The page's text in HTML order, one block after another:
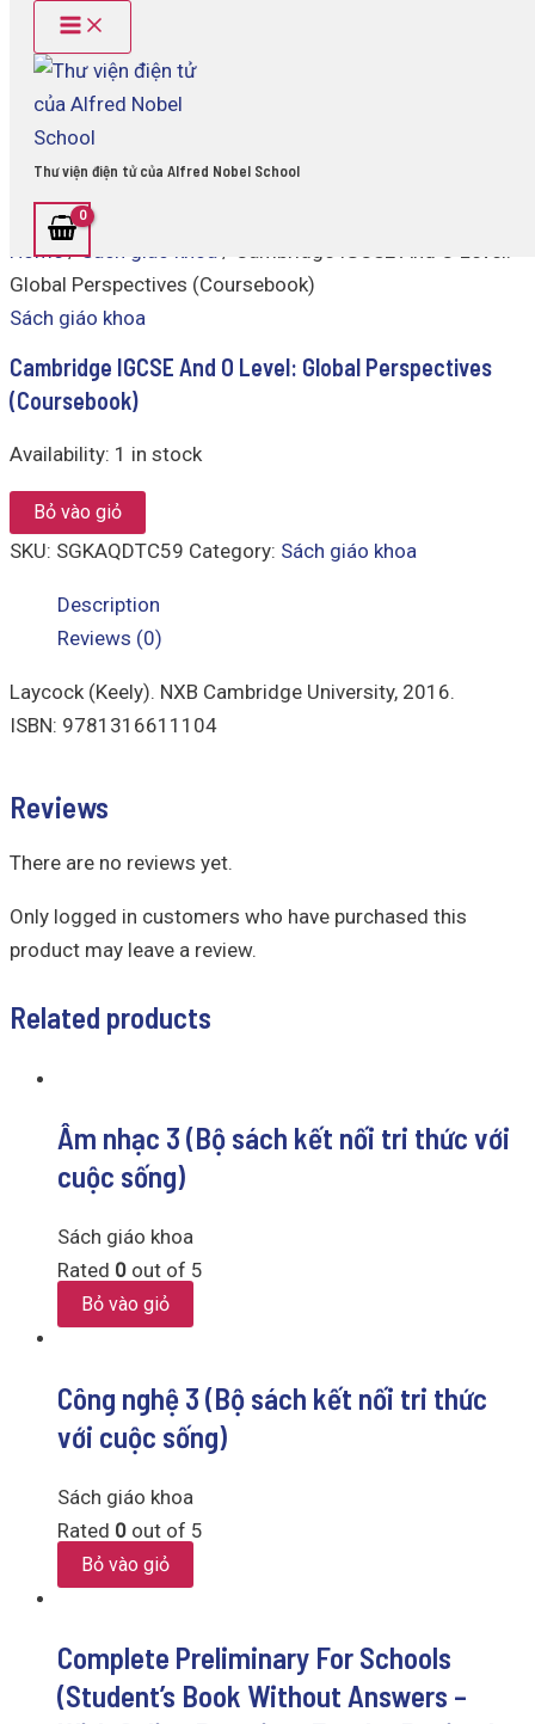
content
Main
Menu
Thư viện điện tử của Alfred Nobel School
Home/Sách giáo khoa / Cambridge IGCSE And O Level:
Global Perspectives (Coursebook)
Sách giáo khoa
Cambridge IGCSE And O Level: Global Perspectives
(Coursebook)
Availability: 1 in stock
And
Level:
Global
(Coursebook)
quantity
Bỏ vào giỏ
SKU: SGKAQDTC59 Category: Sách giáo khoa
Description
Reviews (0)
Laycock (Keely). NXB Cambridge University, 2016.
ISBN: 9781316611104
Reviews
There are no reviews yet.
Only logged in customers who have purchased this
product may leave a review.
Related products
Âm nhạc 3 (Bộ sách kết nối tri thức với
cuộc sống)
Sách giáo khoa
Rated 0 out of 5
Bỏ vào giỏ
Công nghệ 3 (Bộ sách kết nối tri thức
với cuộc sống)
Sách giáo khoa
Rated 0 out of 5
Bỏ vào giỏ
Complete Preliminary For Schools
(Student’s Book Without Answers –